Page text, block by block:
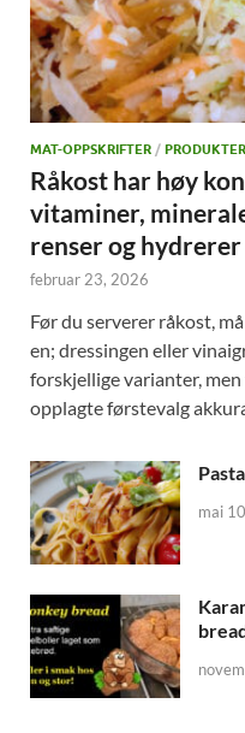
MAT-OPPSKRIFTER / PRODUKTER
Råkost har høy
vitaminer,
renser og
februar 23, 2026
Før du serverer råkost,
en; dressingen eller
forskjellige varianter,
opplagte førstevalg
mai